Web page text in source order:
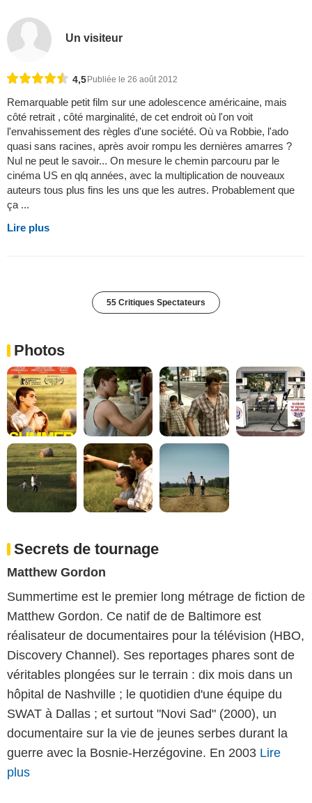
Un visiteur
4,5 Publiée le 26 août 2012
Remarquable petit film sur une adolescence américaine, mais
côté retrait , côté marginalité, de cet endroit où l'on voit
l'envahissement des règles d'une société. Où va Robbie, l'ado
quasi sans racines, après avoir rompu les dernières amarres ?
Nul ne peut le savoir... On mesure le chemin parcouru par le
cinéma US en qlq années, avec la multiplication de nouveaux
auteurs tous plus fins les uns que les autres. Probablement que
ça ...
Lire plus
55 Critiques Spectateurs
Photos
Secrets de tournage
Matthew Gordon
Summertime est le premier long métrage de fiction de
Matthew Gordon. Ce natif de de Baltimore est
réalisateur de documentaires pour la télévision (HBO,
Discovery Channel). Ses reportages phares sont de
véritables plongées sur le terrain : dix mois dans un
hôpital de Nashville ; le quotidien d'une équipe du
SWAT à Dallas ; et surtout "Novi Sad" (2000), un
documentaire sur la vie de jeunes serbes durant la
guerre avec la Bosnie-Herzégovine. En 2003 Lire
plus